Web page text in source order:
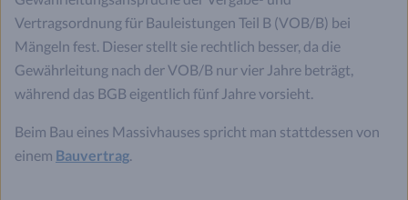
Vertragsordnung für Bauleistungen Teil B (VOB/B) bei
Mängeln fest. Dieser stellt sie rechtlich besser, da die
Gewährleitung nach der VOB/B nur vier Jahre beträgt,
während das BGB eigentlich fünf Jahre vorsieht.
Beim Bau eines Massivhauses spricht man stattdessen von
einem Bauvertrag.